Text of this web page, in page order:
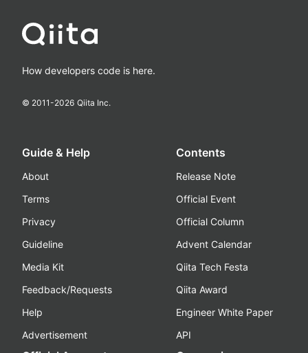
How developers code is here.
© 2011-2026 Qiita Inc.
Guide & Help
About
Terms
Privacy
Guideline
Media Kit
Feedback/Requests
Help
Advertisement
Contents
Release Note
Official Event
Official Column
Advent Calendar
Qiita Tech Festa
Qiita Award
Engineer White Paper
API